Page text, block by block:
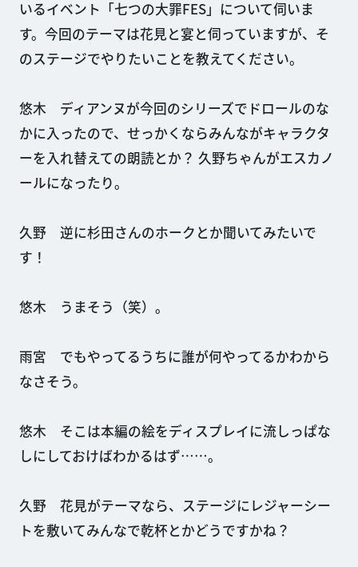
いるイベント「七つの大罪FES」について伺いま
す。今回のテーマは花見と宴と伺っていますが、そ
のステージでやりたいことを教えてください。
悠木 ディアンヌが今回のシリーズでドロールのな
かに入ったので、せっかくならみんながキャラクタ
ーを入れ替えての朗読とか？ 久野ちゃんがエスカノ
ールになったり。
久野 逆に杉田さんのホークとか聞いてみたいで
す！
悠木 うまそう（笑）。
雨宮 でもやってるうちに誰が何やってるかわから
なさそう。
悠木 そこは本編の絵をディスプレイに流しっぱな
しにしておけばわかるはず……。
久野 花見がテーマなら、ステージにレジャーシー
トを敷いてみんなで乾杯とかどうですかね？